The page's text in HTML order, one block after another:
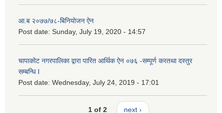
आ.ब २०७७/७८-बिनियोजन ऐन
Post date: Sunday, July 19, 2020 - 14:57
चापाकोट नगरपालिका द्वारा पारित आर्थिक ऐन ०७६ -सम्पूर्ण करतथा दस्तुर
सम्बन्धि I
Post date: Wednesday, July 24, 2019 - 17:01
1 of 2 next ›